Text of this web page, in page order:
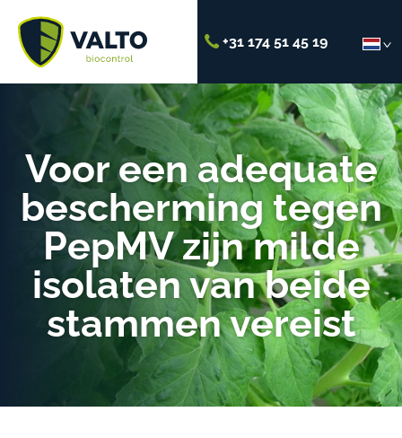
+31 174 51 45 19
Voor een adequate
bescherming tegen
PepMV zijn milde
isolaten van beide
stammen vereist